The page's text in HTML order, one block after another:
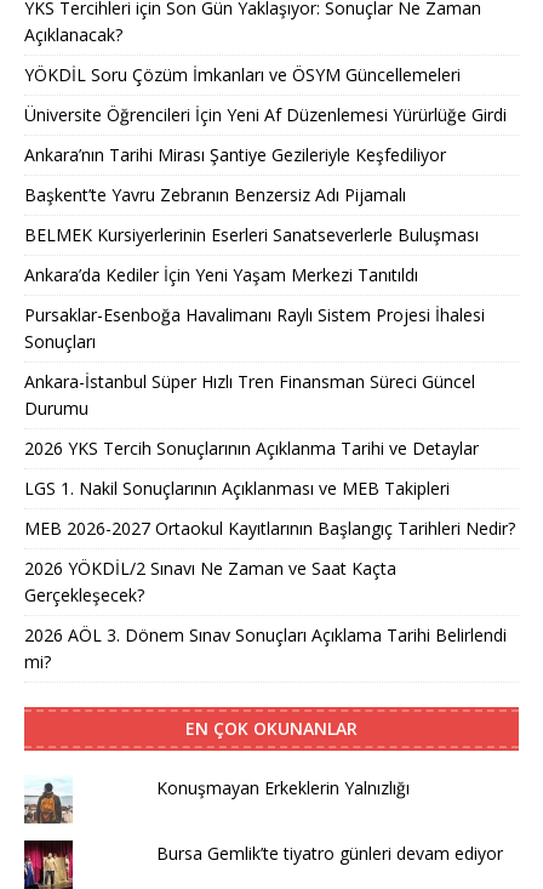
YKS Tercihleri için Son Gün Yaklaşıyor: Sonuçlar Ne Zaman
Açıklanacak?
YÖKDİL Soru Çözüm İmkanları ve ÖSYM Güncellemeleri
Üniversite Öğrencileri İçin Yeni Af Düzenlemesi Yürürlüğe Girdi
Ankara’nın Tarihi Mirası Şantiye Gezileriyle Keşfediliyor
Başkent’te Yavru Zebranın Benzersiz Adı Pijamalı
BELMEK Kursiyerlerinin Eserleri Sanatseverlerle Buluşması
Ankara’da Kediler İçin Yeni Yaşam Merkezi Tanıtıldı
Pursaklar-Esenboğa Havalimanı Raylı Sistem Projesi İhalesi
Sonuçları
Ankara-İstanbul Süper Hızlı Tren Finansman Süreci Güncel
Durumu
2026 YKS Tercih Sonuçlarının Açıklanma Tarihi ve Detaylar
LGS 1. Nakil Sonuçlarının Açıklanması ve MEB Takipleri
MEB 2026-2027 Ortaokul Kayıtlarının Başlangıç Tarihleri Nedir?
2026 YÖKDİL/2 Sınavı Ne Zaman ve Saat Kaçta
Gerçekleşecek?
2026 AÖL 3. Dönem Sınav Sonuçları Açıklama Tarihi Belirlendi
mi?
EN ÇOK OKUNANLAR
Konuşmayan Erkeklerin Yalnızlığı
Bursa Gemlik’te tiyatro günleri devam ediyor